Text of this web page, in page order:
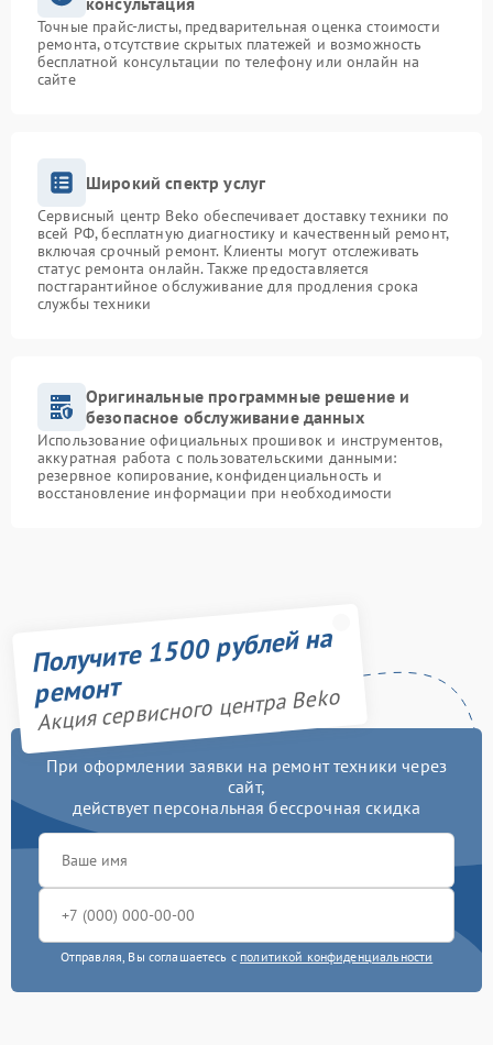
Точные прайс-листы, предварительная оценка стоимости
ремонта, отсутствие скрытых платежей и возможность
бесплатной консультации по телефону или онлайн на
сайте
Широкий спектр услуг
Сервисный центр Beko обеспечивает доставку техники по
всей РФ, бесплатную диагностику и качественный ремонт,
включая срочный ремонт. Клиенты могут отслеживать
статус ремонта онлайн. Также предоставляется
постгарантийное обслуживание для продления срока
службы техники
Оригинальные программные решение и
безопасное обслуживание данных
Использование официальных прошивок и инструментов,
аккуратная работа с пользовательскими данными:
резервное копирование, конфиденциальность и
восстановление информации при необходимости
Получите 1500 рублей на
ремонт
Акция сервисного центра Beko
При оформлении заявки на ремонт техники через
сайт,
действует персональная бессрочная скидка
Отправляя, Вы соглашаетесь с политикой конфиденциальности